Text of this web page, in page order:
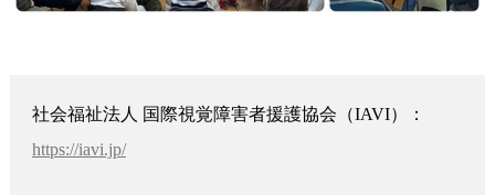
社会福祉法人 国際視覚障害者援護協会（IAVI）：
https://iavi.jp/